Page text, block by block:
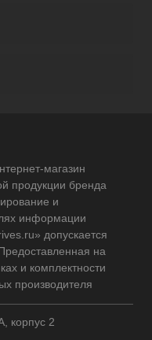
магазин
продукции бренда
и
информации
допускается
на
и комплектности
производителя
корпус 2